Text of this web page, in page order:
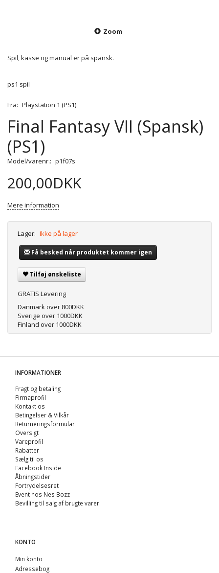
Zoom
Spil, kasse og manual er på spansk.
ps1 spil
Fra: Playstation 1 (PS1)
Final Fantasy VII (Spansk)
(PS1)
Model/varenr.: p1f07s
200,00DKK
Mere information
Lager: Ikke på lager
Få besked når produktet kommer igen
Tilføj ønskeliste
GRATIS Levering
Danmark over 800DKK
Sverige over 1000DKK
Finland over 1000DKK
INFORMATIONER
Fragt og betaling
Firmaprofil
Kontakt os
Betingelser & Vilkår
Returneringsformular
Oversigt
Vareprofil
Rabatter
Sælg til os
Facebook Inside
Åbningstider
Fortrydelsesret
Event hos Nes Bozz
Bevilling til salg af brugte varer.
KONTO
Min konto
Adressebog